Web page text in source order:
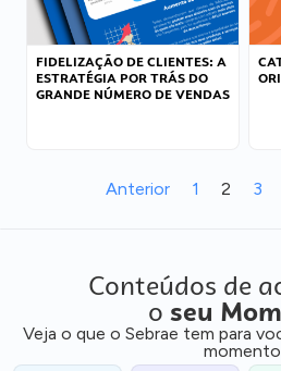
FIDELIZAÇÃO DE CLIENTES: A
ESTRATÉGIA POR TRÁS DO
GRANDE NÚMERO DE VENDAS
Anterior 1 2 3
Conteúdos de
o seu
Veja o que o Sebrae tem para